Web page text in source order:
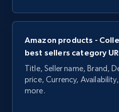
Amazon products -
best sellers category
Title, Seller name, Brand,
price, Currency,
more.